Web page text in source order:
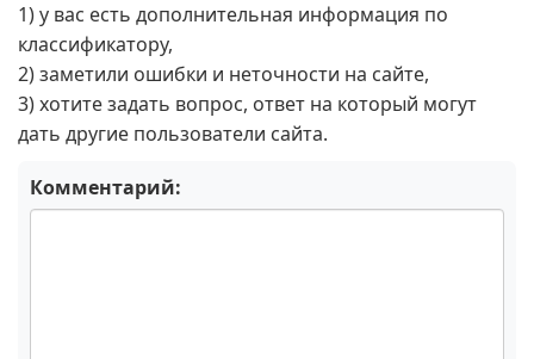
1) у вас есть дополнительная информация по
классификатору,
2) заметили ошибки и неточности на сайте,
3) хотите задать вопрос, ответ на который могут
дать другие пользователи сайта.
Комментарий: